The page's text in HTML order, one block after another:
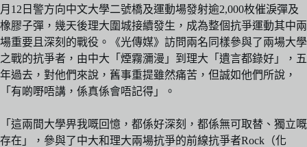
月12日警方向中文大學二號橋及運動場發射逾2,000枚催淚彈及
橡膠子彈，幾天後理大圍城接續發生，成為整個抗爭運動其中兩
場重要且深刻的戰役。《光傳媒》訪問兩名同樣參與了兩場大學
之戰的抗爭者，由中大「煙霧瀰漫」到理大「遺言都錄好」，五
年過去，對他們來說，舊事重提雖然痛苦，但誠如他們所說，
「有啲嘢唔講，係真係會唔記得」。
「這兩間大學畀我嘅回憶，都係好深刻，都係無可取替、獨立嘅
存在」，參與了中大和理大兩場抗爭的前線抗爭者Rock（化